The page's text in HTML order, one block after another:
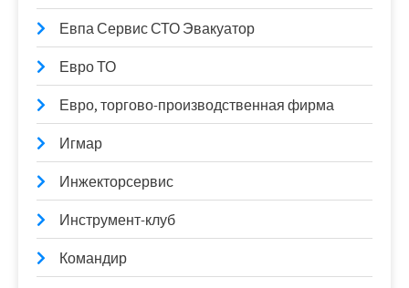
Евпа Сервис СТО Эвакуатор
Евро ТО
Евро, торгово-производственная фирма
Игмар
Инжекторсервис
Инструмент-клуб
Командир